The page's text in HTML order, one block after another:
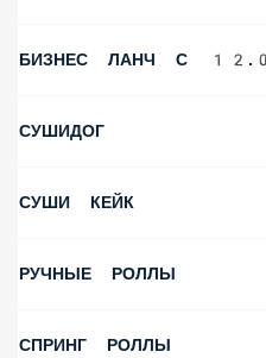
БИЗНЕС ЛАНЧ С 12.00 ДО 17.00
СУШИДОГ
СУШИ КЕЙК
РУЧНЫЕ РОЛЛЫ
СПРИНГ РОЛЛЫ